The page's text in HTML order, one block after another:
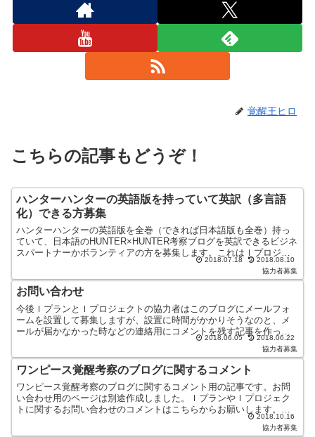
覚醒王ヒロ
こちらの記事もどうぞ！
ハンターハンターの英語版を持っていて英訳（多言語
化）できる方募集
ハンターハンターの英語版を全巻（できれば日本語版も全巻）持っ
ていて、日本語のHUNTER×HUNTER考察ブログを英訳できるビジネ
スパートナーかボランティアの方を募集します。これはＩプロジェ
クトにおける北朝鮮の拉致問題を解決するための世界の...
2018.07.18
2018.08.10
協力者募集
お問い合わせ
今後ＩプランとＩプロジェクトの協力者はこのブログにメールフォ
ームを設置して募集しますが、設置に時間がかかりそうなのと、メ
ールが届かなかった時などの連絡用にコメントを残す記事を作って
おきます。メールを定期的にチェックできる状況でなくてご連絡
2018.06.05
2018.06.22
協力者募集
ワンピース覚醒考察のブログに関するコメント
ワンピース覚醒考察のブログに関するコメント用の記事です。お問
い合わせ用のページは別途作成しました。ＩプランやＩプロジェク
トに関するお問い合わせのコメントはこちらからお願いします。
⇒ お問い合わせワンピース覚醒考察のブログに関する誤字脱字系
2018.10.16
協力者募集